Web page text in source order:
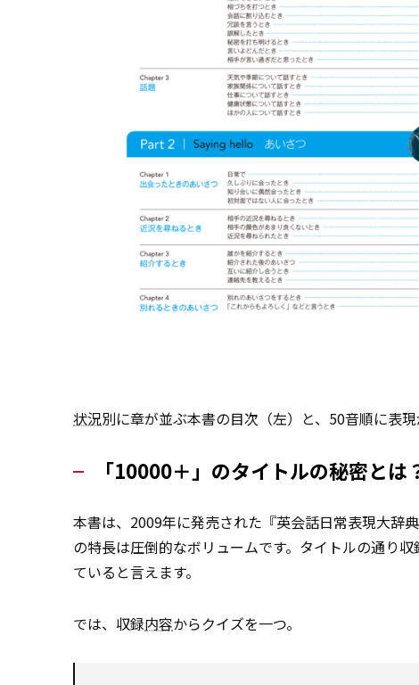
状況別に章が並ぶ本書の目次（左）と、50音順に表現
「10000＋」のタイトルの秘密とは
本書は、2009年に発売された『英会話日常表現大辞
の特長は圧倒的なボリュームです。タイトルの通り収
ていると言えます。
では、収録内容からクイズを一つ。